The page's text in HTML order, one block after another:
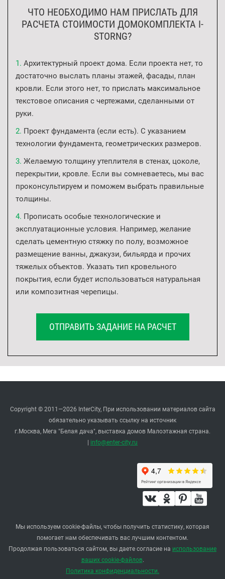
ЧТО НЕОБХОДИМО НАМ ПРИСЛАТЬ ДЛЯ
РАСЧЕТА СТОИМОСТИ ДОМОКОМПЛЕКТА I-
STORNG?
Архитектурный проект дома. Если проекта нет, то
достаточно выслать планы этажей, фасады, план
кровли. Если этого нет, то прислать максимальное
текстовое описания с чертежами, сделанными от
руки.
Проект фундамента (если есть). С указанием
технологии фундамента, геометрических размеров.
Желаемую толщину утеплителя в стенах, цоколе,
перекрытии, кровле. Если вы сомневаетесь, мы вас
проконсультируем и поможем выбрать правильные
толщины.
Прописать особые технологические и
эксплуатационные условия. Например, желание
сделать цементную стяжку по полу, возможное
размещение ванны, джакузи, бильярда и прочих
тяжелых объектов. Указать тип кровельного
покрытия, если будет использоваться натуральная
или композитная черепицы.
ОТПРАВИТЬ ЗАДАНИЕ НА РАСЧЕТ
Copyright © 2011—2026 InterCity, При использовании материалов сайта
обязательно указывать ссылку на источник
г.Москва, Мега "Белая дача", выставка домов Малоэтажная страна.
| info@enter-city.ru
Мы используем cookie-файлы, чтобы получить статистику, которая
помогает нам обеспечивать вас лучшим контентом.
Продолжая пользоваться сайтом, вы даете согласие на использование
ваших cookie-файлов.
Политика конфиденциальности.